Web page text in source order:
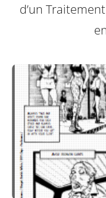
d’un